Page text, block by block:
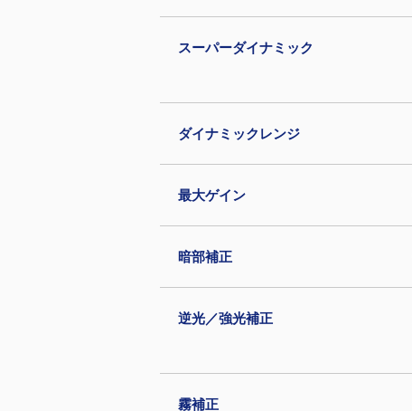
スーパーダイナミック
ダイナミックレンジ
最大ゲイン
暗部補正
逆光／強光補正
霧補正